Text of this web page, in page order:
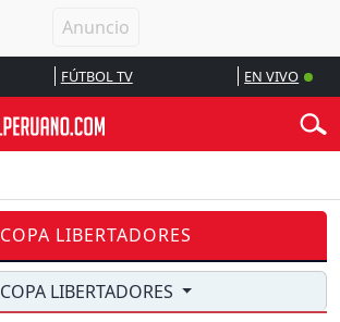
FÚTBOL TV EN VIVO
COPA LIBERTADORES
COPA LIBERTADORES